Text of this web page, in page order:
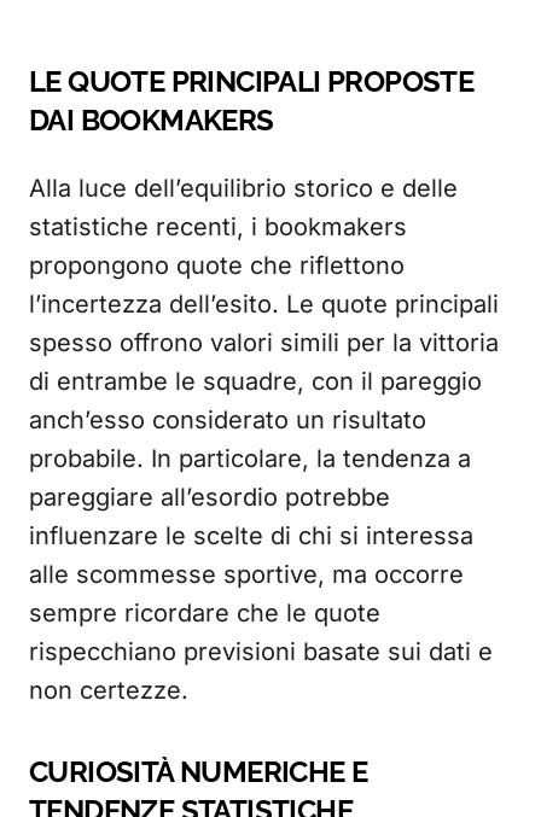
LE QUOTE PRINCIPALI PROPOSTE
DAI BOOKMAKERS
Alla luce dell’equilibrio storico e delle
statistiche recenti, i bookmakers
propongono quote che riflettono
l’incertezza dell’esito. Le quote principali
spesso offrono valori simili per la vittoria
di entrambe le squadre, con il pareggio
anch’esso considerato un risultato
probabile. In particolare, la tendenza a
pareggiare all’esordio potrebbe
influenzare le scelte di chi si interessa
alle scommesse sportive, ma occorre
sempre ricordare che le quote
rispecchiano previsioni basate sui dati e
non certezze.
CURIOSITÀ NUMERICHE E